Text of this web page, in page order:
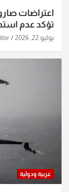
اعتراضات
تؤكد عدم
يوليو 22, 2026
عربية ودولية